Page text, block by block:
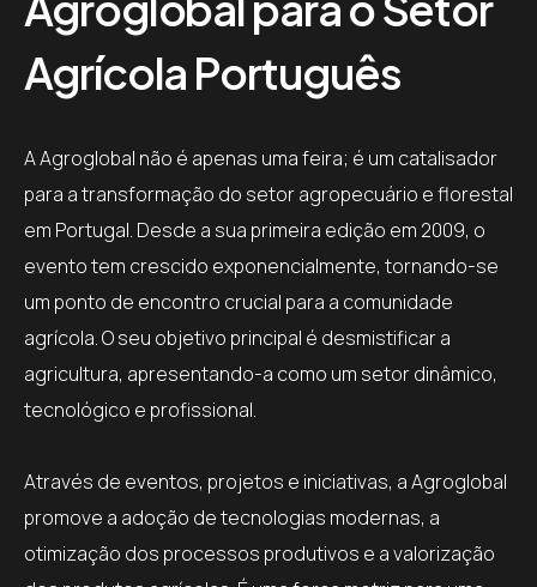
Agrícola Português
A Agroglobal não é apenas uma feira; é um catalisador
para a transformação do setor agropecuário e florestal
em Portugal. Desde a sua primeira edição em 2009, o
evento tem crescido exponencialmente, tornando-se
um ponto de encontro crucial para a comunidade
agrícola. O seu objetivo principal é desmistificar a
agricultura, apresentando-a como um setor dinâmico,
tecnológico e profissional.
Através de eventos, projetos e iniciativas, a Agroglobal
promove a adoção de tecnologias modernas, a
otimização dos processos produtivos e a valorização